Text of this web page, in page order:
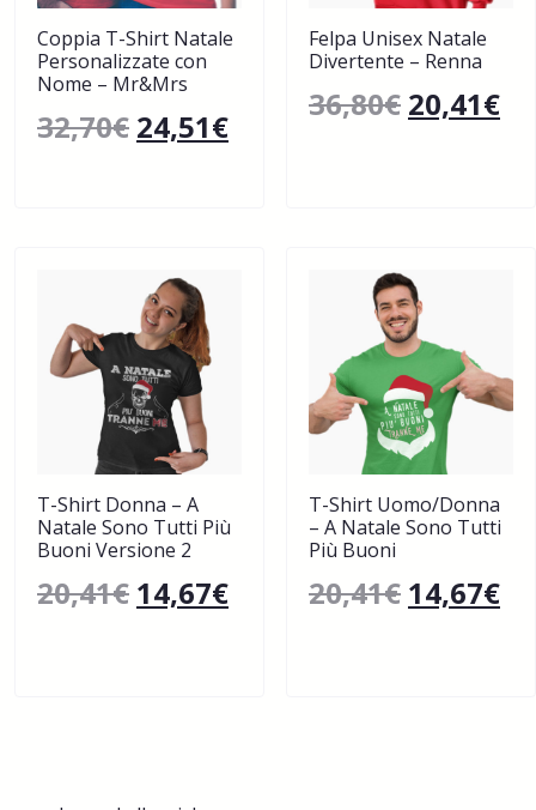
Coppia T-Shirt Natale
Personalizzate con
Nome – Mr&Mrs
32,70€ 24,51€
Felpa Unisex Natale
Divertente – Renna
36,80€ 20,41€
T-Shirt Donna – A
Natale Sono Tutti Più
Buoni Versione 2
20,41€ 14,67€
T-Shirt Uomo/Donna
– A Natale Sono Tutti
Più Buoni
20,41€ 14,67€